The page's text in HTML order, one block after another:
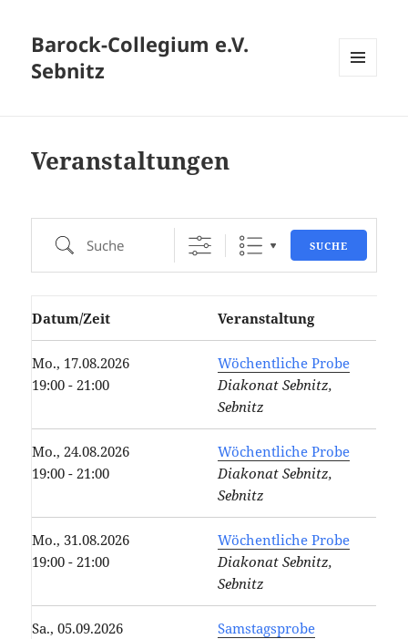
Barock-Collegium e.V.
Sebnitz
Veranstaltungen
Suche SUCHE
Datum/Zeit Veranstaltung
Mo., 17.08.2026
19:00 - 21:00
Wöchentliche Probe
Diakonat Sebnitz,
Sebnitz
Mo., 24.08.2026
19:00 - 21:00
Wöchentliche Probe
Diakonat Sebnitz,
Sebnitz
Mo., 31.08.2026
19:00 - 21:00
Wöchentliche Probe
Diakonat Sebnitz,
Sebnitz
Sa., 05.09.2026
Samstagsprobe